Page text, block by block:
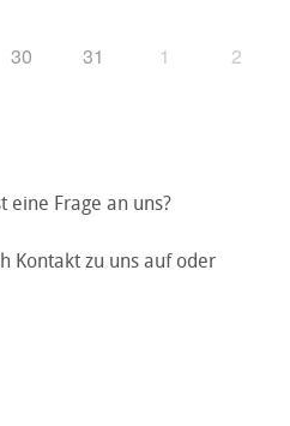
30 31 1 2
eine Frage an uns?
Kontakt zu uns auf oder